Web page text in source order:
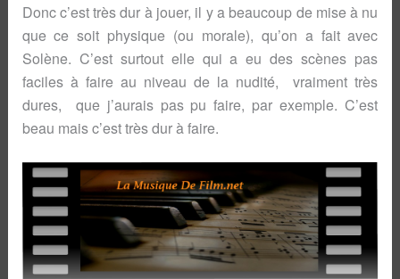
Donc c’est très dur à jouer, il y a beaucoup de mise à nu
que ce soit physique (ou morale), qu’on a fait avec
Solène. C’est surtout elle qui a eu des scènes pas
faciles à faire au niveau de la nudité, vraiment très
dures, que j’aurais pas pu faire, par exemple. C’est
beau mais c’est très dur à faire.